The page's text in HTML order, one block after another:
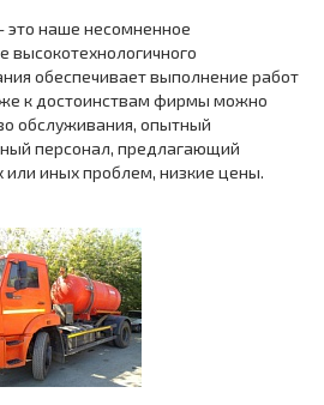
это наше несомненное
высокотехнологичного
обеспечивает выполнение работ
к достоинствам фирмы можно
обслуживания, опытный
персонал, предлагающий
иных проблем, низкие цены.